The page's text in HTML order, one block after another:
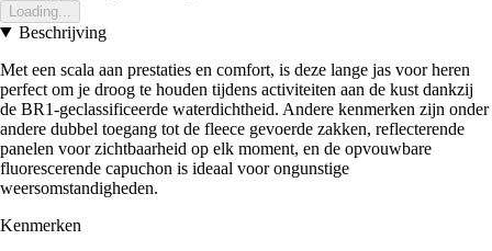
Loading...
Beschrijving
Met een scala aan prestaties en comfort, is deze lange jas voor heren
perfect om je droog te houden tijdens activiteiten aan de kust dankzij
de BR1-geclassificeerde waterdichtheid. Andere kenmerken zijn onder
andere dubbel toegang tot de fleece gevoerde zakken, reflecterende
panelen voor zichtbaarheid op elk moment, en de opvouwbare
fluorescerende capuchon is ideaal voor ongunstige
weersomstandigheden.
Kenmerken